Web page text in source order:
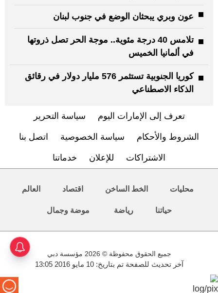
عون وبري يبحثان الوضع في جنوب لبنان
تلامس 40 درجة مئوية.. موجة الحر تصل ذروتها
في ألمانيا الخميس
كوريا الجنوبية تستثمر 576 مليار دولار في رقائق
الذكاء الاصطناعي
تعرف إلى الإمارات اليوم سياسة التحرير
الشروط والأحكام سياسة الخصوصية اتصل بنا
الاشتراكات للإعلان خدماتنا
محليات الخط الساخن اقتصاد العالم
حياتنا رياضة موضة وجمال
جميع الحقوق محفوظة © 2026 مؤسسة دبي
آخر تحديث للصفحة تم بتاريخ: 10 مايو 2016 13:05